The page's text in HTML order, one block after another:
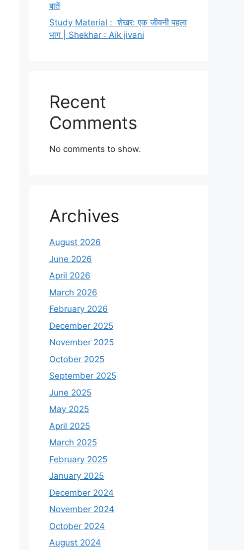
बातें
Study Material : शेखर: एक जीवनी पहला
भाग | Shekhar : Aik jivani
Recent
Comments
No comments to show.
Archives
August 2026
June 2026
April 2026
March 2026
February 2026
December 2025
November 2025
October 2025
September 2025
June 2025
May 2025
April 2025
March 2025
February 2025
January 2025
December 2024
November 2024
October 2024
August 2024